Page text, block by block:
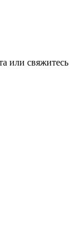
или свяжитесь